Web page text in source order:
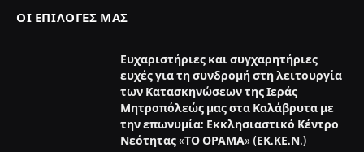
ΟΙ ΕΠΙΛΟΓΈΣ ΜΑΣ
Ευχαριστήριες και συγχαρητήριες
ευχές για τη συνδρομή στη λειτουργία
των Κατασκηνώσεων της Ιεράς
Μητροπόλεώς μας στα Καλάβρυτα με
την επωνυμία: Εκκλησιαστικό Κέντρο
Νεότητας «ΤΟ ΟΡΑΜΑ» (ΕΚ.ΚΕ.Ν.)